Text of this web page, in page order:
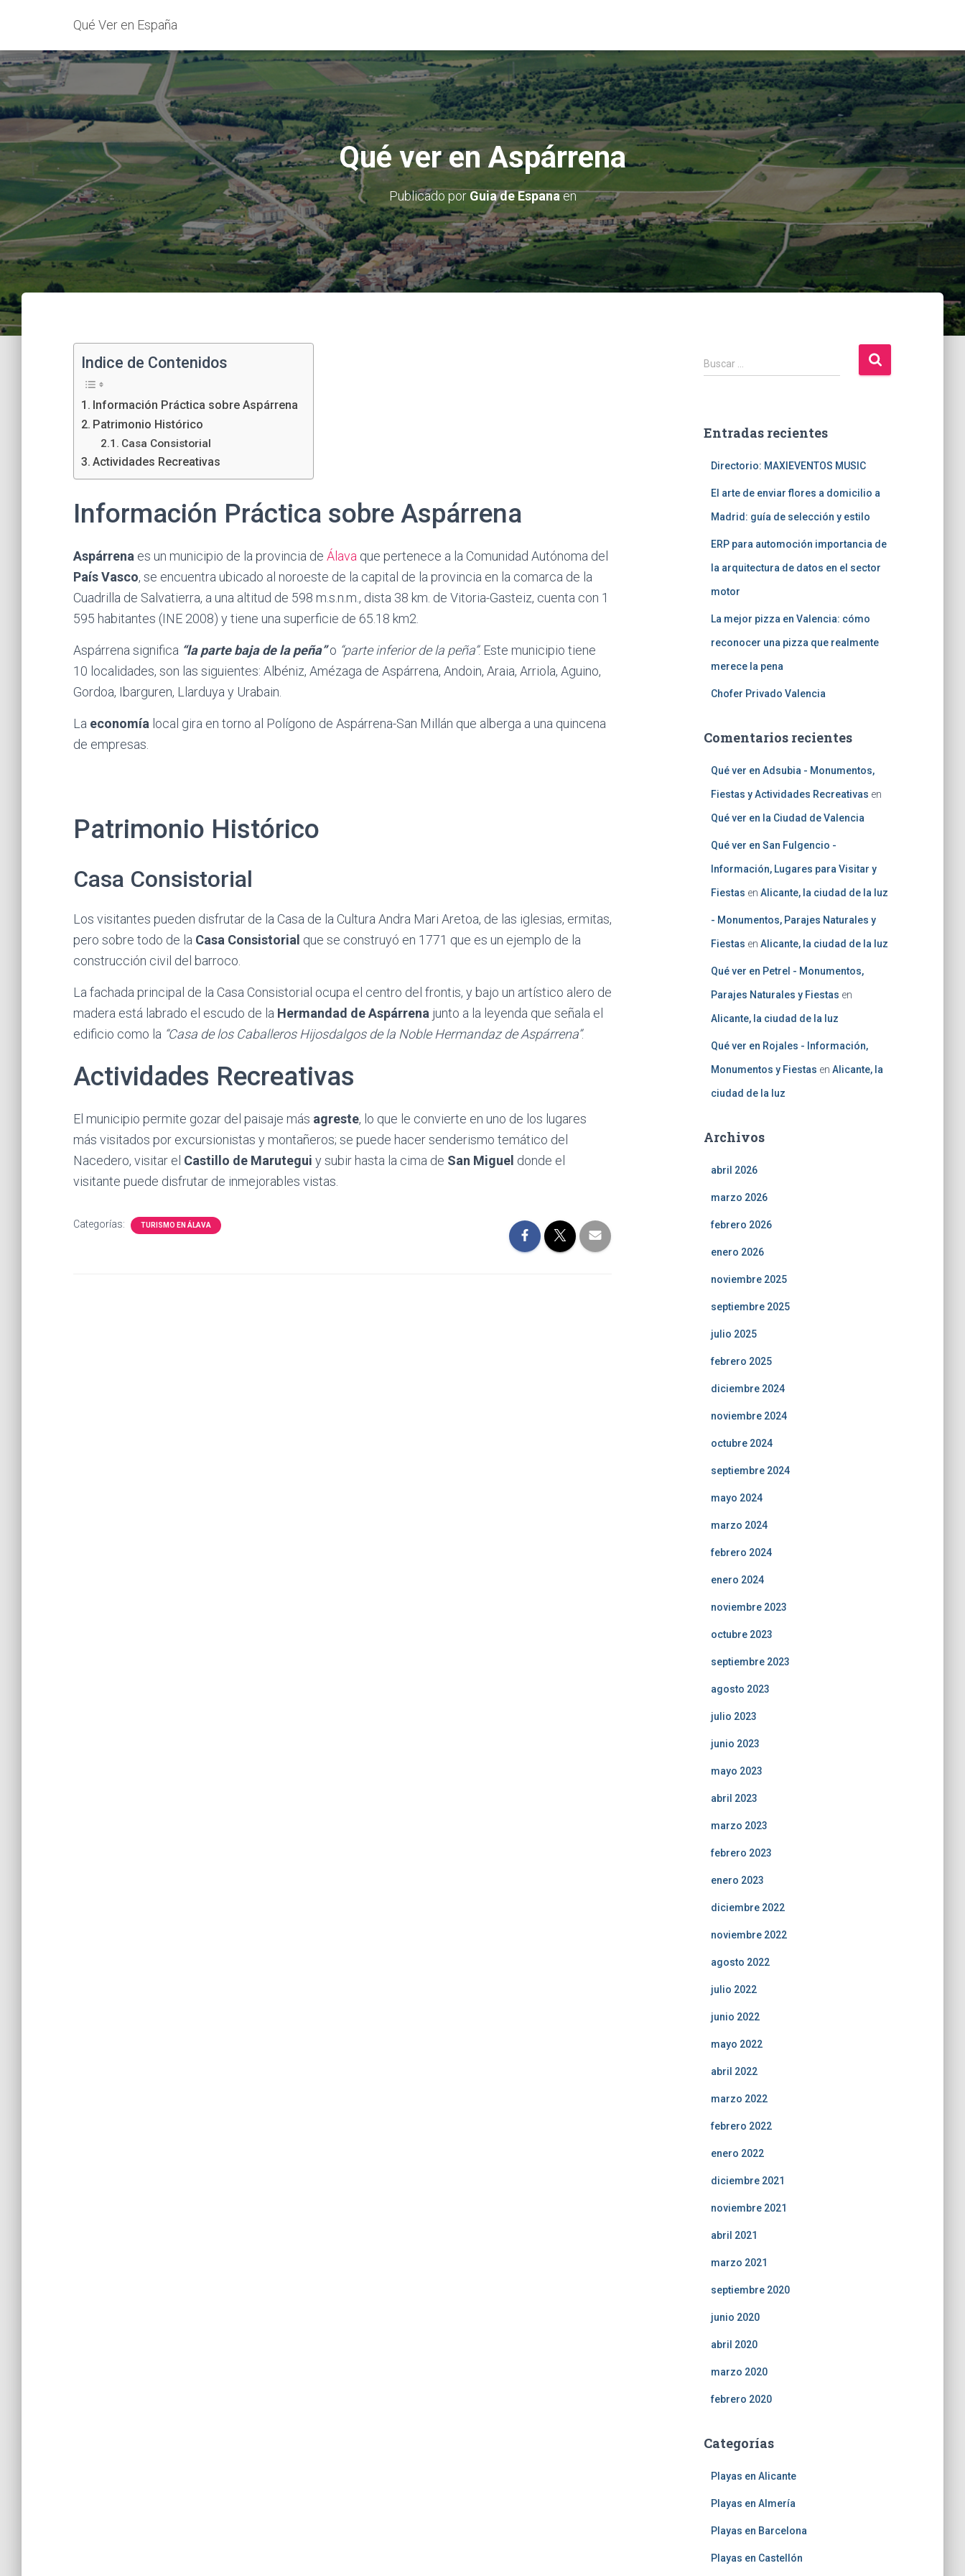
Qué Ver en España
Qué ver en Aspárrena
Publicado por Guia de Espanaen
Indice de Contenidos
Información Práctica sobre Aspárrena
Patrimonio Histórico
Casa Consistorial
Actividades Recreativas
Información Práctica sobre Aspárrena
Aspárrena es un municipio de la provincia de Álava que pertenece a la Comunidad Autónoma del
País Vasco, se encuentra ubicado al noroeste de la capital de la provincia en la comarca de la
Cuadrilla de Salvatierra, a una altitud de 598 m.s.n.m., dista 38 km. de Vitoria-Gasteiz, cuenta con 1
595 habitantes (INE 2008) y tiene una superficie de 65.18 km2.
Aspárrena significa “la parte baja de la peña”o “parte inferior de la peña”. Este municipio tiene
10 localidades, son las siguientes: Albéniz, Amézaga de Aspárrena, Andoin, Araia, Arriola, Aguino,
Gordoa, Ibarguren, Llarduya y Urabain.
La economía local gira en torno al Polígono de Aspárrena-San Millán que alberga a una quincena
de empresas.
Patrimonio Histórico
Casa Consistorial
Los visitantes pueden disfrutar de la Casa de la Cultura Andra Mari Aretoa, de las iglesias, ermitas,
pero sobre todo de la Casa Consistorial que se construyó en 1771 que es un ejemplo de la
construcción civil del barroco.
La fachada principal de la Casa Consistorial ocupa el centro del frontis, y bajo un artístico alero de
madera está labrado el escudo de la Hermandad de Aspárrena junto a la leyenda que señala el
edificio como la “Casa de los Caballeros Hijosdalgos de la Noble Hermandaz de Aspárrena”.
Actividades Recreativas
El municipio permite gozar del paisaje más agreste, lo que le convierte en uno de los lugares
más visitados por excursionistas y montañeros; se puede hacer senderismo temático del
Nacedero, visitar el Castillo de Marutegui y subir hasta la cima de San Miguel donde el
visitante puede disfrutar de inmejorables vistas.
Categorías: TURISMO EN ÁLAVA
B
u
r
Buscar …
Entradas recientes
Directorio: MAXIEVENTOS MUSIC
El arte de enviar flores a domicilio a
Madrid: guía de selección y estilo
ERP para automoción importancia de
la arquitectura de datos en el sector
motor
La mejor pizza en Valencia: cómo
reconocer una pizza que realmente
merece la pena
Chofer Privado Valencia
Comentarios recientes
Qué ver en Adsubia - Monumentos,
Fiestas y Actividades Recreativas en
Qué ver en la Ciudad de Valencia
Qué ver en San Fulgencio -
Información, Lugares para Visitar y
Fiestas en Alicante, la ciudad de la luz
- Monumentos, Parajes Naturales y
Fiestas en Alicante, la ciudad de la luz
Qué ver en Petrel - Monumentos,
Parajes Naturales y Fiestas en
Alicante, la ciudad de la luz
Qué ver en Rojales - Información,
Monumentos y Fiestas en Alicante, la
ciudad de la luz
Archivos
abril 2026
marzo 2026
febrero 2026
enero 2026
noviembre 2025
septiembre 2025
julio 2025
febrero 2025
diciembre 2024
noviembre 2024
octubre 2024
septiembre 2024
mayo 2024
marzo 2024
febrero 2024
enero 2024
noviembre 2023
octubre 2023
septiembre 2023
agosto 2023
julio 2023
junio 2023
mayo 2023
abril 2023
marzo 2023
febrero 2023
enero 2023
diciembre 2022
noviembre 2022
agosto 2022
julio 2022
junio 2022
mayo 2022
abril 2022
marzo 2022
febrero 2022
enero 2022
diciembre 2021
noviembre 2021
abril 2021
marzo 2021
septiembre 2020
junio 2020
abril 2020
marzo 2020
febrero 2020
Categorías
Playas en Alicante
Playas en Almería
Playas en Barcelona
Playas en Castellón